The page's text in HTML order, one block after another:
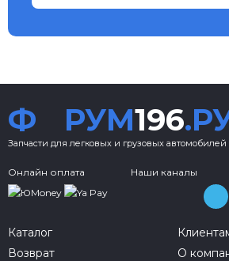
Ф РУМ196
Запчасти для легковых и грузовых автомобилей
Онлайн оплата Наши каналы
Каталог
Возврат
О